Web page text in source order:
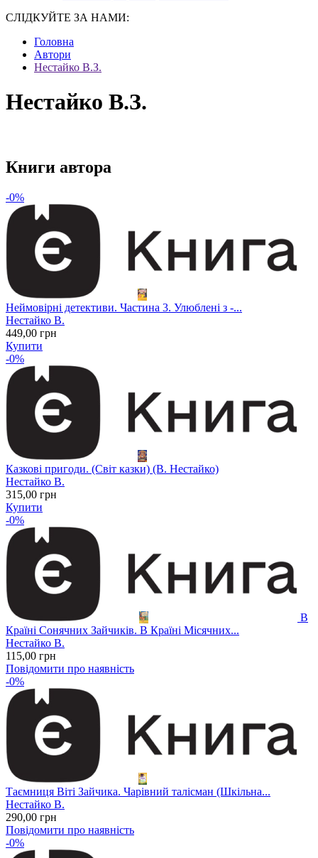
СЛІДКУЙТЕ ЗА НАМИ:
Головна
Автори
Нестайко В.З.
Нестайко В.З.
Книги автора
-0%
Неймовірні детективи. Частина 3. Улюблені з -...
Нестайко В.
449,00 грн
Купити
-0%
Казкові пригоди. (Світ казки) (В. Нестайко)
Нестайко В.
315,00 грн
Купити
-0%
В
Країні Сонячних Зайчиків. В Країні Місячних...
Нестайко В.
115,00 грн
Повідомити про наявність
-0%
Таємниця Віті Зайчика. Чарівний талісман (Шкільна...
Нестайко В.
290,00 грн
Повідомити про наявність
-0%